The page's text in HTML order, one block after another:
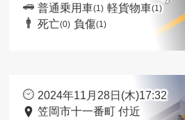
普通乗用車(1) 軽貨物車(1)
死亡(0) 負傷(1)
2024年11月28日(木)17:32
笠岡市十一番町 付近